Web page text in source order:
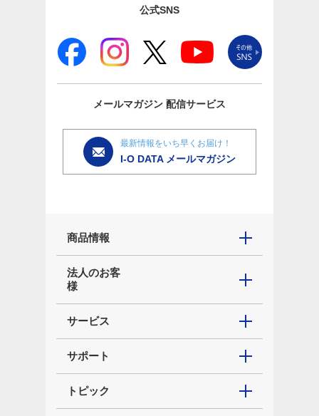
公式SNS
メールマガジン 配信サービス
最新情報をいち早くお届け！
I-O DATA メールマガジン
商品情報
法人のお客
様
サービス
サポート
トピック